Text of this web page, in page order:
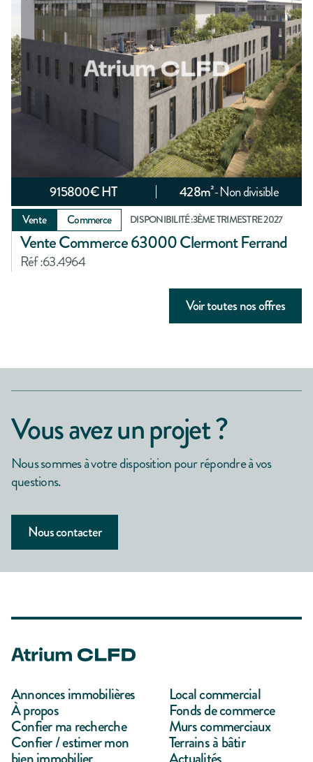
Voir toutes nos offres
915800€ HT 428m²-Non divisible
Vente Commerce DISPONIBILITÉ :3ÈME TRIMESTRE 2027
Vente Commerce 63000 Clermont Ferrand
Réf :63.4964
Vous avez un projet ?
Nous sommes à votre disposition pour répondre à vos
questions.
Nous contacter
Annonces immobilières
À propos
Confier ma recherche
Confier / estimer mon
Local commercial
Fonds de commerce
Murs commerciaux
Terrains à bâtir